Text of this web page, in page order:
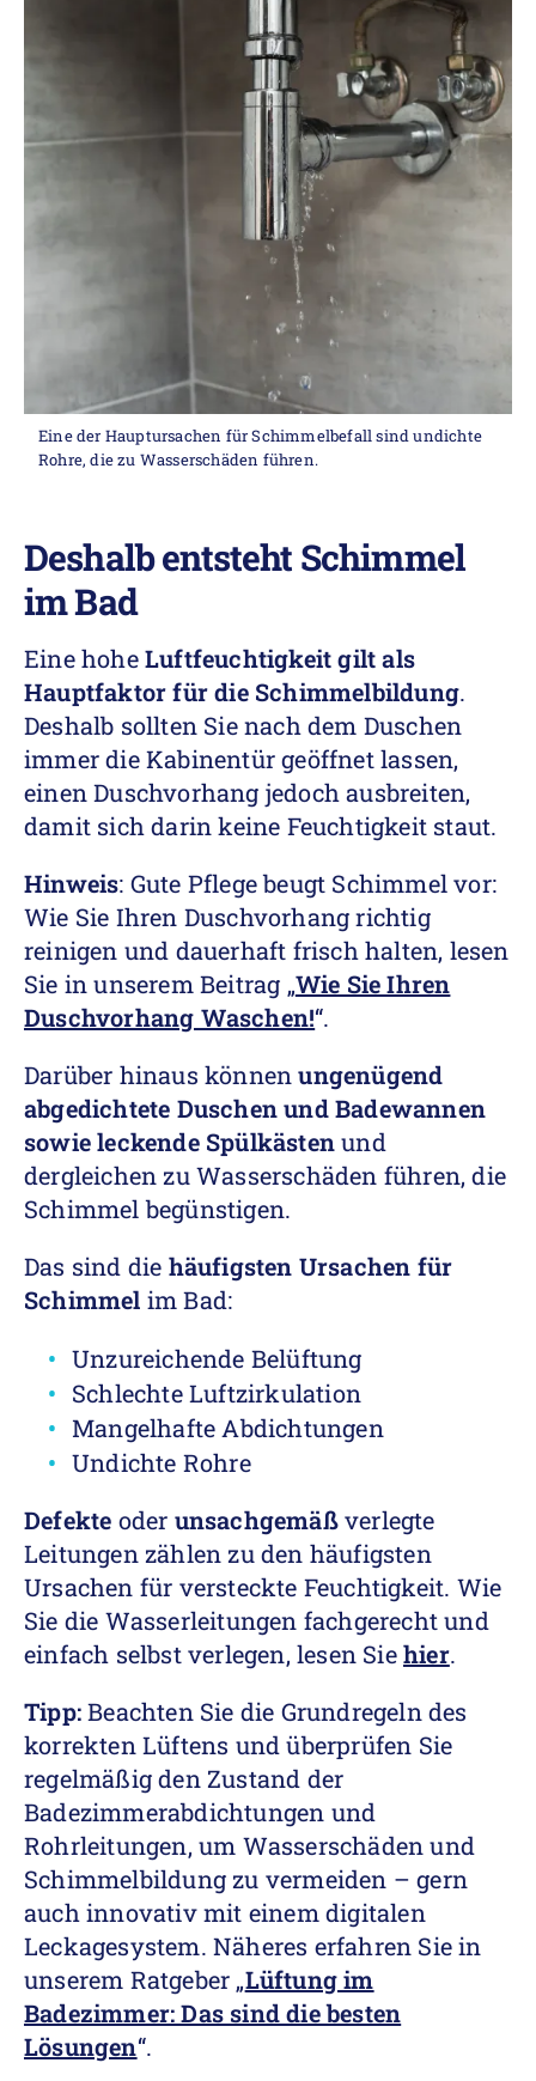
Eine der Hauptursachen für Schimmelbefall sind undichte
Rohre, die zu Wasserschäden führen.
Deshalb entsteht Schimmel
im Bad
Eine hoheLuftfeuchtigkeit gilt als
Hauptfaktor für die Schimmelbildung.
Deshalb sollten Sie nach dem Duschen
immer die Kabinentür geöffnet lassen,
einen Duschvorhang jedoch ausbreiten,
damit sich darin keine Feuchtigkeit staut.
Hinweis: Gute Pflege beugt Schimmel vor:
Wie Sie Ihren Duschvorhang richtig
reinigen und dauerhaft frisch halten, lesen
Sie in unserem Beitrag „Wie Sie Ihren
Duschvorhang Waschen!“.
Darüber hinaus könnenungenügend
abgedichtete Duschen und Badewannen
sowie leckende Spülkästenund
dergleichen zu Wasserschäden führen, die
Schimmel begünstigen.
Das sind die häufigsten Ursachen für
Schimmel im Bad:
Unzureichende Belüftung
Schlechte Luftzirkulation
Mangelhafte Abdichtungen
Undichte Rohre
Defekte oder unsachgemäßverlegte
Leitungen zählen zu den häufigsten
Ursachen für versteckte Feuchtigkeit. Wie
Sie die Wasserleitungen fachgerecht und
einfach selbst verlegen, lesen Siehier.
Tipp:Beachten Sie die Grundregeln des
korrekten Lüftens und überprüfen Sie
regelmäßig den Zustand der
Badezimmerabdichtungen und
Rohrleitungen, um Wasserschäden und
Schimmelbildung zu vermeiden – gern
auch innovativ mit einem digitalen
Leckagesystem. Näheres erfahren Sie in
unserem Ratgeber „Lüftung im
Badezimmer: Das sind die besten
Lösungen“.